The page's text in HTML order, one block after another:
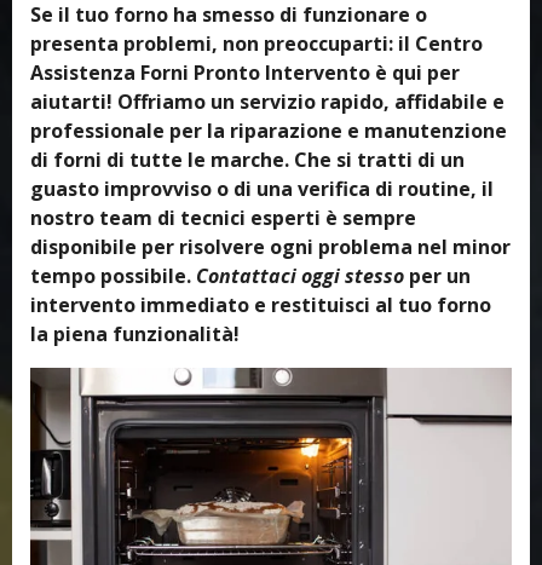
Se il tuo forno ha smesso di funzionare o
presenta problemi, non preoccuparti: il Centro
Assistenza Forni Pronto Intervento è qui per
aiutarti! Offriamo un servizio rapido, affidabile e
professionale per la riparazione e manutenzione
di forni di tutte le marche. Che si tratti di un
guasto improvviso o di una verifica di routine, il
nostro team di tecnici esperti è sempre
disponibile per risolvere ogni problema nel minor
tempo possibile. Contattaci oggi stesso per un
intervento immediato e restituisci al tuo forno
la piena funzionalità!